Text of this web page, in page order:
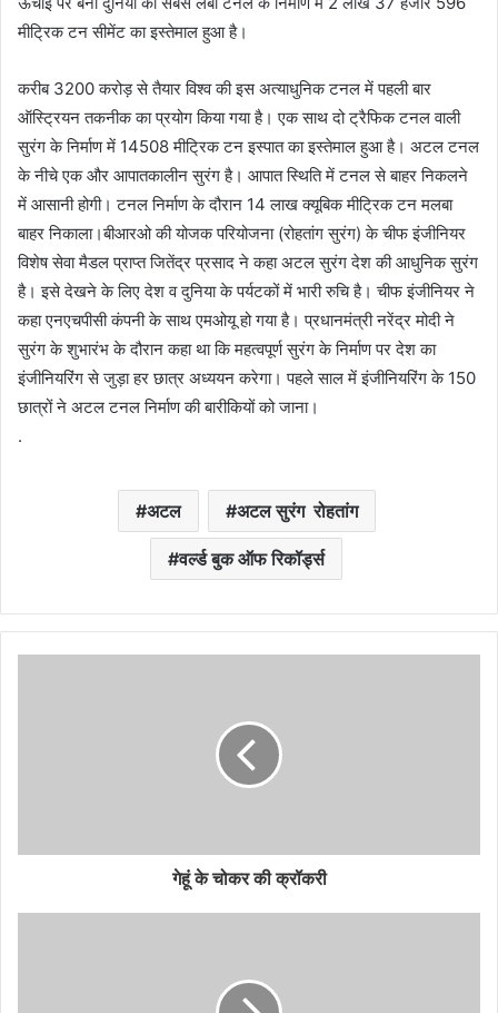
मीट्रिक टन सीमेंट का इस्तेमाल हुआ है।
करीब 3200 करोड़ से तैयार विश्व की इस अत्याधुनिक टनल में पहली बार
ऑस्ट्रियन तकनीक का प्रयोग किया गया है। एक साथ दो ट्रैफिक टनल वाली
सुरंग के निर्माण में 14508 मीट्रिक टन इस्पात का इस्तेमाल हुआ है। अटल टनल
के नीचे एक और आपातकालीन सुरंग है। आपात स्थिति में टनल से बाहर निकलने
में आसानी होगी। टनल निर्माण के दौरान 14 लाख क्यूबिक मीट्रिक टन मलबा
बाहर निकाला।बीआरओ की योजक परियोजना (रोहतांग सुरंग) के चीफ इंजीनियर
विशेष सेवा मैडल प्राप्त जितेंद्र प्रसाद ने कहा अटल सुरंग देश की आधुनिक सुरंग
है। इसे देखने के लिए देश व दुनिया के पर्यटकों में भारी रुचि है। चीफ इंजीनियर ने
कहा एनएचपीसी कंपनी के साथ एमओयू हो गया है। प्रधानमंत्री नरेंद्र मोदी ने
सुरंग के शुभारंभ के दौरान कहा था कि महत्वपूर्ण सुरंग के निर्माण पर देश का
इंजीनियरिंग से जुड़ा हर छात्र अध्ययन करेगा। पहले साल में इंजीनियरिंग के 150
छात्रों ने अटल टनल निर्माण की बारीकियों को जाना।
.
अटल अटल सुरंग रोहतांग
वर्ल्ड बुक ऑफ रिकॉर्ड्स
गेहूं के चोकर की क्रॉकरी